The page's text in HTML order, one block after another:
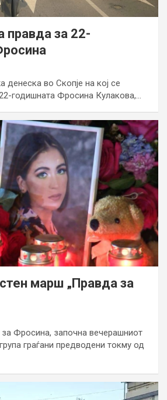
правда за 22-
во Скопје на кој се
годишната Фросина Кулакова,…
марш „Правда за
Фросина, започна вечерашниот
граѓани предводени токму од